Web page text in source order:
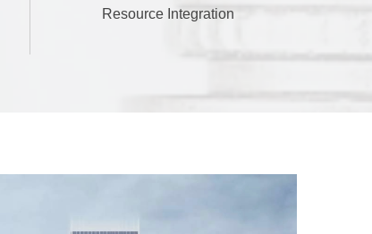
Resource Integration